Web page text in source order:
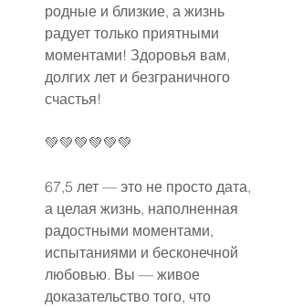
родные и близкие, а жизнь
радует только приятными
моментами! Здоровья вам,
долгих лет и безграничного
счастья!
💚💚💚💚💚💚
67,5 лет — это не просто дата,
а целая жизнь, наполненная
радостными моментами,
испытаниями и бесконечной
любовью. Вы — живое
доказательство того, что